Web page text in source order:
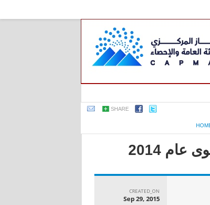
SHARE
2014
CREATED_ON
Sep 29, 2015